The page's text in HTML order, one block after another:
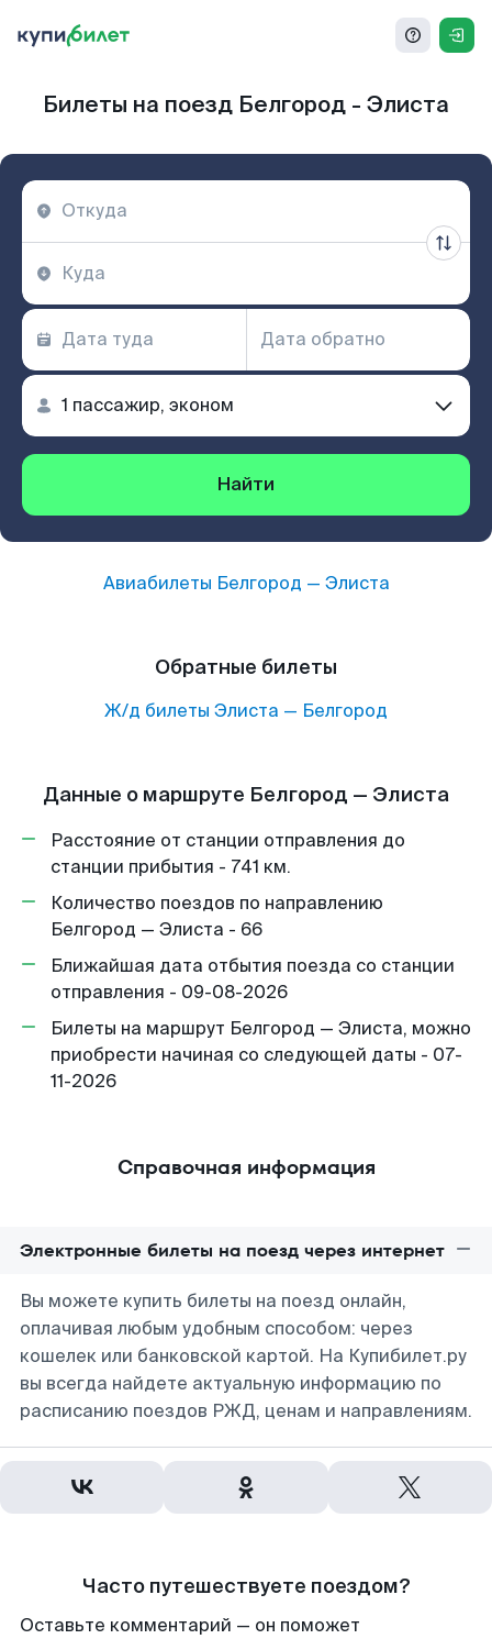
Билеты на поезд Белгород - Элиста
Найти
Авиабилеты Белгород — Элиста
Обратные билеты
Ж/д билеты Элиста — Белгород
Данные о маршруте Белгород — Элиста
Расстояние от станции отправления до
станции прибытия - 741 км.
Количество поездов по направлению
Белгород — Элиста - 66
Ближайшая дата отбытия поезда со станции
отправления - 09-08-2026
Билеты на маршрут Белгород — Элиста, можно
приобрести начиная со следующей даты - 07-
11-2026
Справочная информация
Электронные билеты на поезд через интернет
Вы можете купить билеты на поезд онлайн,
оплачивая любым удобным способом: через
кошелек или банковской картой. На Купибилет.ру
вы всегда найдете актуальную информацию по
расписанию поездов РЖД, ценам и направлениям.
Часто путешествуете поездом?
Оставьте комментарий — он поможет